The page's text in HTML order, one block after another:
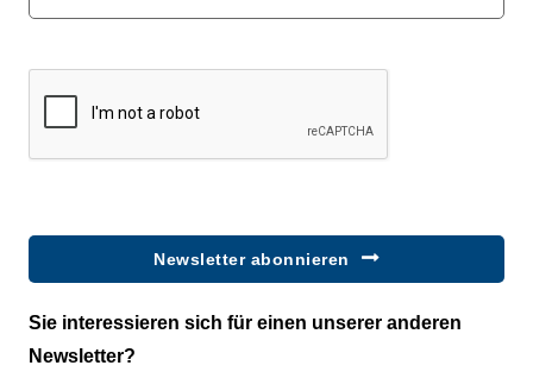
Newsletter abonnieren
Sie interessieren sich für einen unserer anderen
Newsletter?